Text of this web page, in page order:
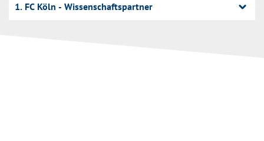
1. FC Köln - Wissenschaftspartner